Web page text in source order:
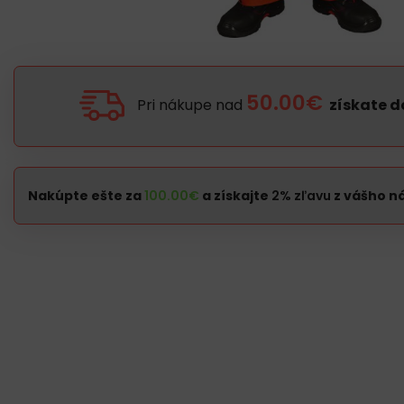
Pri nákupe nad 50.00€ získate
Nakúpte ešte za 100.00€ a získajte 2% zľavu z vášho